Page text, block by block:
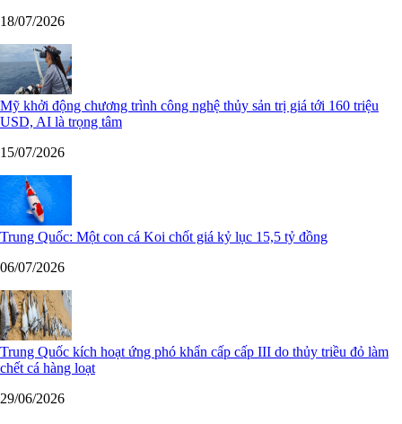
18/07/2026
Mỹ khởi động chương trình công nghệ thủy sản trị giá tới 160 triệu
USD, AI là trọng tâm
15/07/2026
Trung Quốc: Một con cá Koi chốt giá kỷ lục 15,5 tỷ đồng
06/07/2026
Trung Quốc kích hoạt ứng phó khẩn cấp cấp III do thủy triều đỏ làm
chết cá hàng loạt
29/06/2026